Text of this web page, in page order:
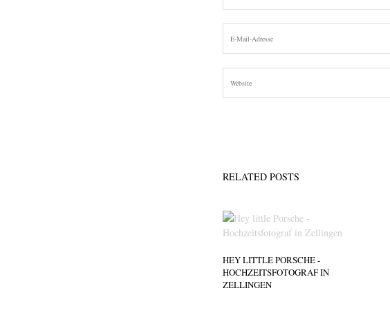
RELATED POSTS
HEY LITTLE PORSCHE -
HOCHZEITSFOTOGRAF IN
ZELLINGEN